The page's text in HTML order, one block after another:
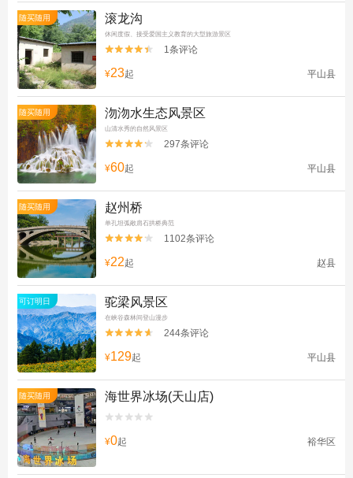
随买随用 滚龙沟
休闲度假、接受爱国主义教育的大型旅游景区

 1条评论
¥23起 平山县
随买随用 沕沕水生态风景区
山清水秀的自然风景区

 297条评论
¥60起 平山县
随买随用 赵州桥
单孔坦弧敞肩石拱桥典范

 1102条评论
¥22起 赵县
可订明日 驼梁风景区
在峡谷森林间登山漫步

 244条评论
¥129起 平山县
随买随用 海世界冰场(天山店)


¥0起 裕华区